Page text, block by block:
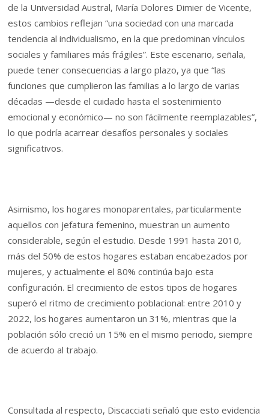
de la Universidad Austral, María Dolores Dimier de Vicente,
estos cambios reflejan “una sociedad con una marcada
tendencia al individualismo, en la que predominan vínculos
sociales y familiares más frágiles”. Este escenario, señala,
puede tener consecuencias a largo plazo, ya que “las
funciones que cumplieron las familias a lo largo de varias
décadas —desde el cuidado hasta el sostenimiento
emocional y económico— no son fácilmente reemplazables”,
lo que podría acarrear desafíos personales y sociales
significativos.
Asimismo, los hogares monoparentales, particularmente
aquellos con jefatura femenino, muestran un aumento
considerable, según el estudio. Desde 1991 hasta 2010,
más del 50% de estos hogares estaban encabezados por
mujeres, y actualmente el 80% continúa bajo esta
configuración. El crecimiento de estos tipos de hogares
superó el ritmo de crecimiento poblacional: entre 2010 y
2022, los hogares aumentaron un 31%, mientras que la
población sólo creció un 15% en el mismo periodo, siempre
de acuerdo al trabajo.
Consultada al respecto, Discacciati señaló que esto evidencia